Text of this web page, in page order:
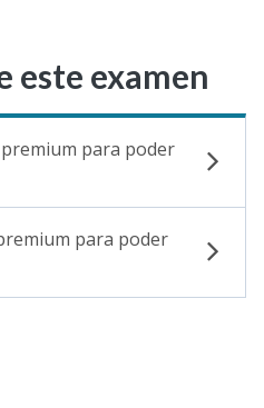
este examen
para poder
para poder